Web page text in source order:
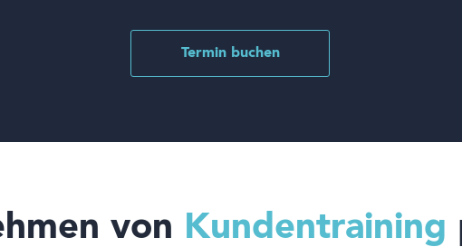
Termin buchen
von Kundentraining